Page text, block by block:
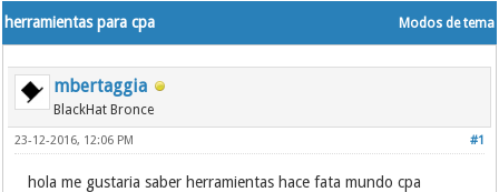
Modos de tema
herramientas para cpa
mbertaggia
BlackHat Bronce
#1
23-12-2016, 12:06 PM
hola me gustaria saber herramientas hace fata mundo cpa